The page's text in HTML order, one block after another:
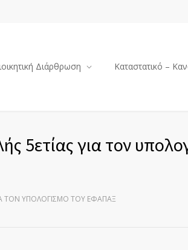
Διάρθρωση Καταστατικό –
5ετίας για τον
ΤΟΝ ΥΠΟΛΟΓΙΣΜΌ ΤΟΥ ΕΦΆΠΑΞ